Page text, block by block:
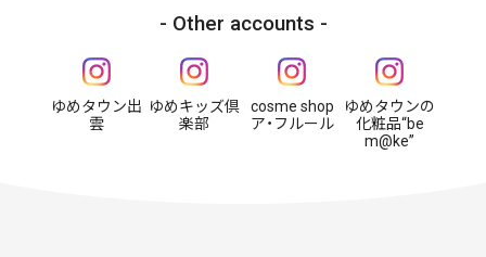
Other accounts
ゆめタウン出
雲
ゆめキッズ倶
楽部
cosme shop
ア・フルール
ゆめタウンの
化粧品“be
m@ke”